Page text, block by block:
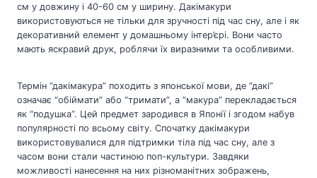
см у довжину і 40-60 см у ширину. Дакімакури
використовуються не тільки для зручності під час сну, але і як
декоративний елемент у домашньому інтер’єрі. Вони часто
мають яскравий друк, роблячи їх виразними та особливими.
Термін “дакімакура” походить з японської мови, де “дакі”
означає “обіймати” або “тримати”, а “макура” перекладається
як “подушка”. Цей предмет зародився в Японії і згодом набув
популярності по всьому світу. Спочатку дакімакури
використовувалися для підтримки тіла під час сну, але з
часом вони стали частиною поп-культури. Завдяки
можливості нанесення на них різноманітних зображень,